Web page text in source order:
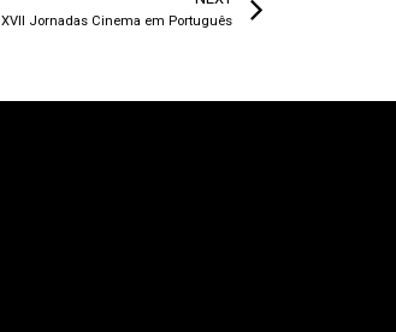
XVII Jornadas Cinema em Português